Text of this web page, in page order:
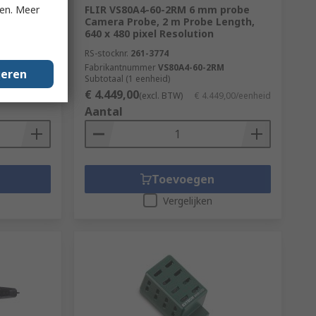
Imaging
FLIR VS80A4-60-2RM 6 mm probe
Camera Probe, 2 m Probe Length,
640 x 480 pixel Resolution
RS-stocknr. 261-3774
FabrikantnummerVS80A4-60-2RM
Subtotaal (1 eenheid)
€ 4.449,00(excl. BTW) € 4.449,00/eenheid
Aantal
Toevoegen
Vergelijken
Meer